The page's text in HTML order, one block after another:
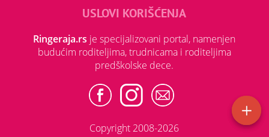
USLOVI KORIŠĆENJA
Ringeraja.rs je specijalizovani portal, namenjen
budućim roditeljima, trudnicama i roditeljima
predškolske dece.
Copyright 2008-2026